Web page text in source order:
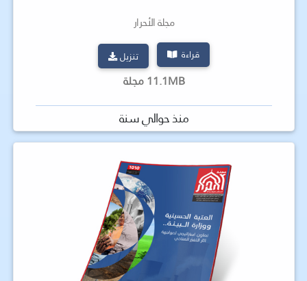
مجلة الأحرار
قراءة تنزيل
11.1MB مجلة
منذ حوالي سنة